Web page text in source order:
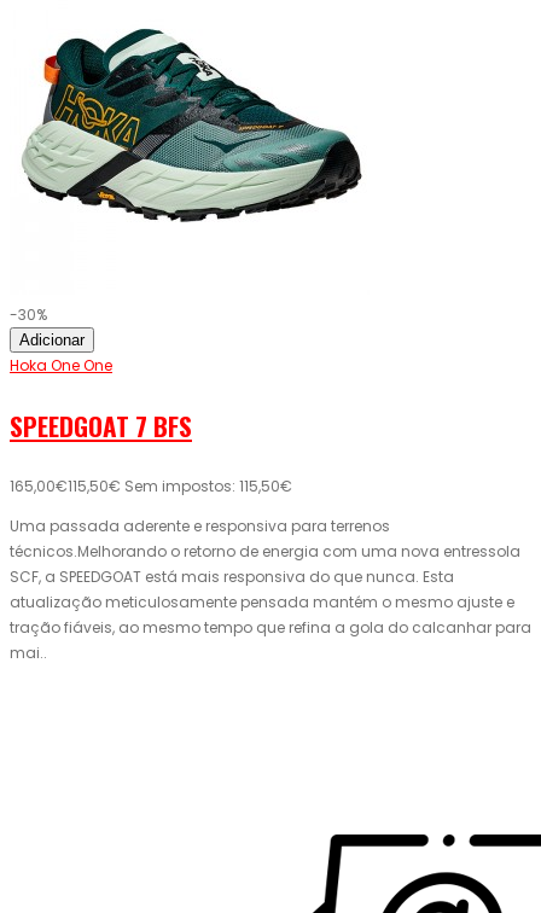
-30%
Adicionar
Hoka One One
SPEEDGOAT 7 BFS
165,00€115,50€ Sem impostos: 115,50€
Uma passada aderente e responsiva para terrenos
técnicos.Melhorando o retorno de energia com uma nova entressola
SCF, a SPEEDGOAT está mais responsiva do que nunca. Esta
atualização meticulosamente pensada mantém o mesmo ajuste e
tração fiáveis, ao mesmo tempo que refina a gola do calcanhar para
mai..